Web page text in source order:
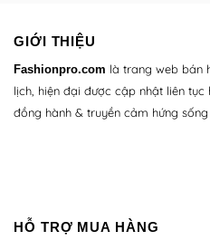
GIỚI THIỆU
Fashionpro.com là trang web bán
lịch, hiện đại được cập nhật liên
đồng hành & truyền cảm hứng
HỖ TRỢ MUA HÀNG